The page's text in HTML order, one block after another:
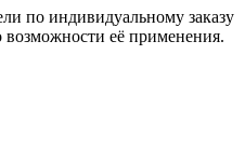
по индивидуальному заказу
возможности её применения.